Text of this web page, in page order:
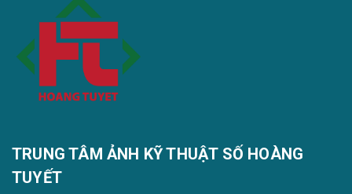
TRUNG TÂM ẢNH KỸ THUẬT SỐ HOÀNG
TUYẾT